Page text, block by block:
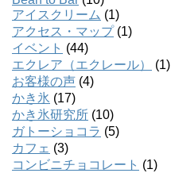
アイスクリーム (1)
アクセス・マップ(1)
イベント (44)
エクレア（エクレール）
(1)
お客様の声 (4)
かき氷 (17)
かき氷研究所 (10)
ガトーショコラ (5)
カフェ (3)
コンビニチョコレート (1)